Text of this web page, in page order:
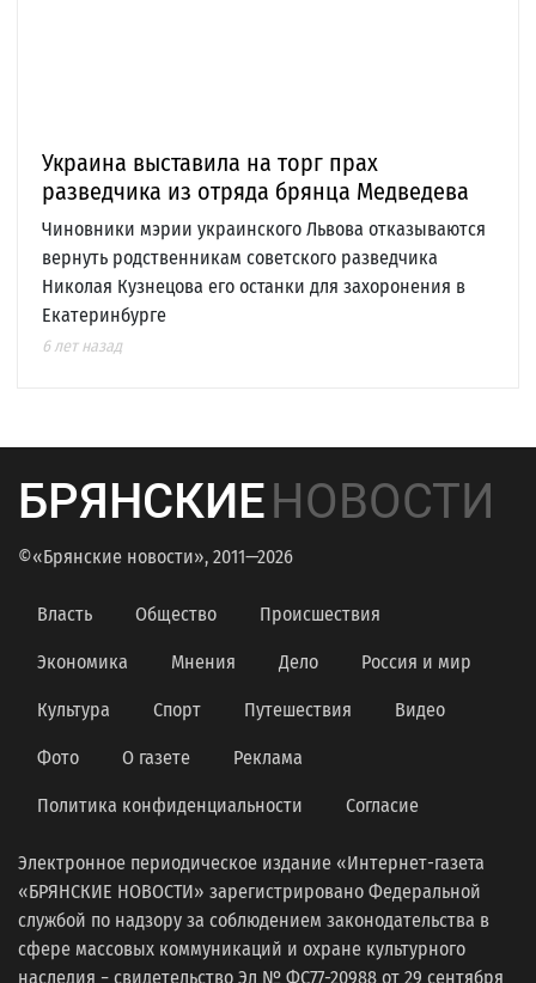
Украина выставила на торг прах
разведчика из отряда брянца Медведева
Чиновники мэрии украинского Львова отказываются
вернуть родственникам советского разведчика
Николая Кузнецова его останки для захоронения в
Екатеринбурге
6 лет назад
БРЯНСКИЕНОВОСТИ
©«Брянские новости», 2011—2026
Власть Общество Происшествия
Экономика Мнения Дело Россия и мир
Культура Спорт Путешествия Видео
Фото О газете Реклама
Политика конфиденциальности Согласие
Электронное периодическое издание «Интернет-газета
«БРЯНСКИЕ НОВОСТИ» зарегистрировано Федеральной
службой по надзору за соблюдением законодательства в
сфере массовых коммуникаций и охране культурного
наследия − свидетельство Эл № ФС77-20988 от 29 сентября